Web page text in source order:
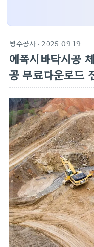
방수공사· 2025-09-19
에폭시바닥시공
공 무료다운로드